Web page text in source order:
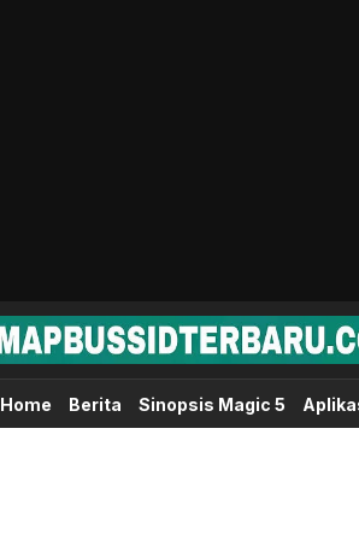
Map Bussid Terbaru
MapBussidTerbaru.com | Pusat
Home Berita Sinopsis Magic 5